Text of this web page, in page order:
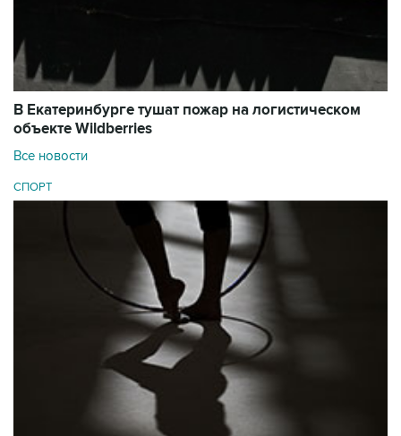
В Екатеринбурге тушат пожар на логистическом
объекте Wildberries
Все новости
СПОРТ